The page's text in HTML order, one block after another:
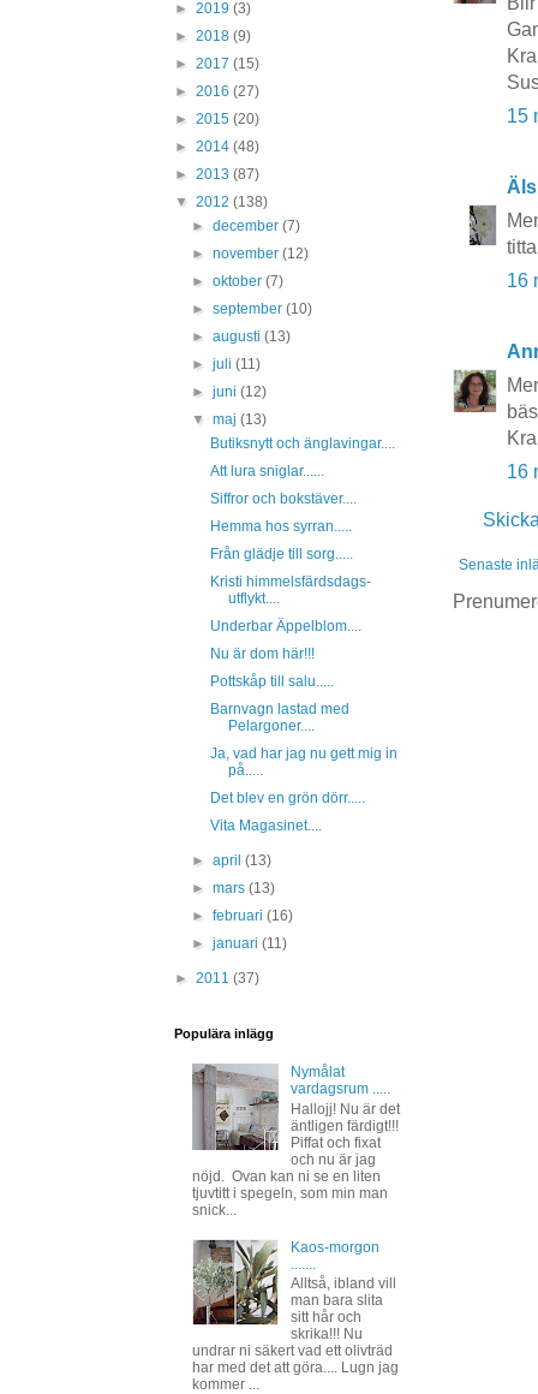
15
16
16
Senaste
► 2019 (3)
► 2018 (9)
► 2017 (15)
► 2016 (27)
► 2015 (20)
► 2014 (48)
► 2013 (87)
▼ 2012 (138)
►december(7)
►november(12)
►oktober(7)
►september(10)
►augusti(13)
►juli(11)
►juni(12)
▼maj(13)
Butiksnytt och änglavingar....
Att lura sniglar......
Siffror och bokstäver....
Hemma hos syrran.....
Från glädje till sorg.....
Kristi himmelsfärdsdags-
utflykt....
Underbar Äppelblom....
Nu är dom här!!!
Pottskåp till salu.....
Barnvagn lastad med
Pelargoner....
Ja, vad har jag nu gett mig in
på.....
Det blev en grön dörr.....
Vita Magasinet....
►april(13)
►mars(13)
►februari(16)
►januari(11)
► 2011 (37)
Populära inlägg
Nymålat
vardagsrum .....
Hallojj! Nu är det
äntligen färdigt!!!
Piffat och fixat
och nu är jag
nöjd. Ovan kan ni se en liten
tjuvtitt i spegeln, som min man
snick...
Kaos-morgon
Alltså, ibland vill
man bara slita
sitt hår och
skrika!!! Nu
undrar ni säkert vad ett olivträd
har med det att göra.... Lugn jag
kommer ...